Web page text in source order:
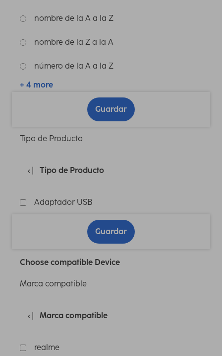
nombre de la A a la Z
nombre de la Z a la A
número de la A a la Z
+ 4 more
Guardar
Tipo de Producto
Tipo de Producto
Adaptador USB
Guardar
Choose compatible Device
Marca compatible
Marca compatible
realme